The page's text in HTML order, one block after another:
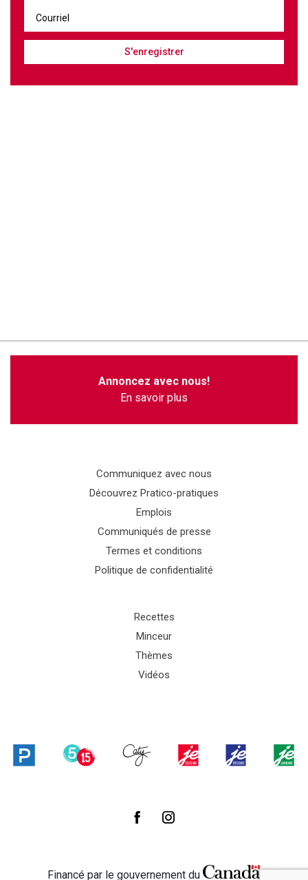
Annoncez avec nous!
En savoir plus
Communiquez avec nous
Découvrez Pratico-pratiques
Emplois
Communiqués de presse
Termes et conditions
Politique de confidentialité
Recettes
Minceur
Thèmes
Vidéos
Financé par le gouvernement du